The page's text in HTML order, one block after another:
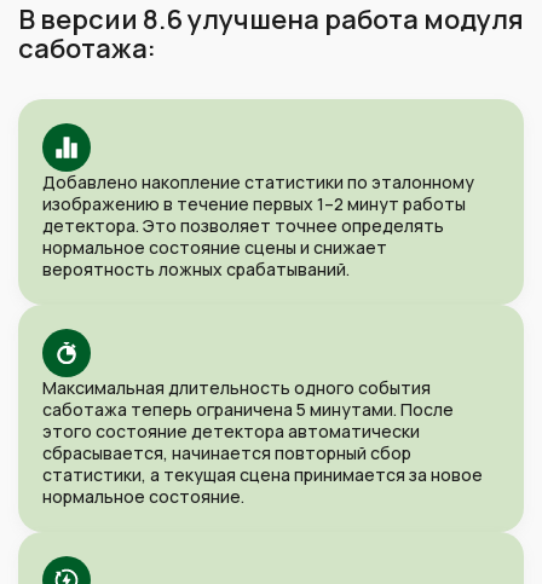
В версии 8.6 улучшена работа модуля
саботажа:
Добавлено накопление статистики по эталонному
изображению в течение первых 1–2 минут работы
детектора. Это позволяет точнее определять
нормальное состояние сцены и снижает
вероятность ложных срабатываний.
Максимальная длительность одного события
саботажа теперь ограничена 5 минутами. После
этого состояние детектора автоматически
сбрасывается, начинается повторный сбор
статистики, а текущая сцена принимается за новое
нормальное состояние.